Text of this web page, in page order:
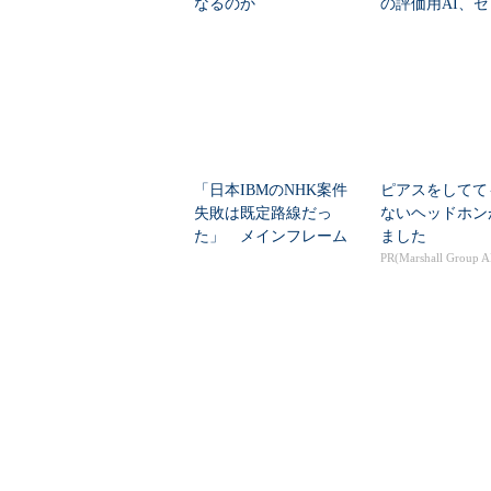
なるのか
の評価用AI、
「日本IBMのNHK案件
失敗は既定路線だっ
た」 メインフレーム
ピアスをして
ないヘッドホ
ました
PR(Marshall Group